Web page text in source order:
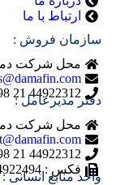
ارتباط با ما
سازمان فروش :
محل شرکت
44922312 21 98+
دفتر مدیرعامل :
محل شرکت
44922312 21 98+
فکس : 44922494 21 98+
واحد منابع انسانی :